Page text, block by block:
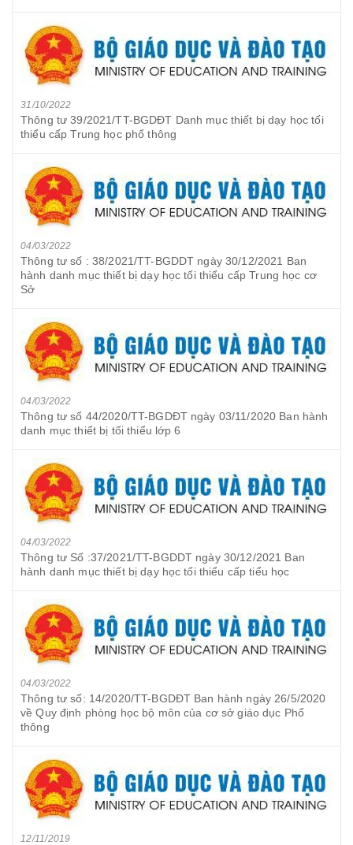
31/10/2022
Thông tư 39/2021/TT-BGDĐT Danh mục thiết bị dạy học tối
thiểu cấp Trung học phổ thông
04/03/2022
Thông tư số : 38/2021/TT-BGDDT ngày 30/12/2021 Ban
hành danh mục thiết bị dạy học tối thiểu cấp Trung học cơ
Sở
04/03/2022
Thông tư số 44/2020/TT-BGDĐT ngày 03/11/2020 Ban hành
danh mục thiết bị tối thiểu lớp 6
04/03/2022
Thông tư Số :37/2021/TT-BGDDT ngày 30/12/2021 Ban
hành danh mục thiết bị dạy học tối thiểu cấp tiểu học
04/03/2022
Thông tư số: 14/2020/TT-BGDĐT Ban hành ngày 26/5/2020
về Quy định phòng học bộ môn của cơ sở giáo dục Phổ
thông
12/11/2019